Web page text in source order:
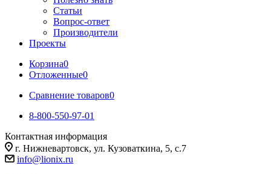
Статьи
Вопрос-ответ
Производители
Проекты
Корзина0
Отложенные0
Сравнение товаров0
8-800-550-97-01
Контактная информация
г. Нижневартовск, ул. Кузоваткина, 5, с.7
info@lionix.ru